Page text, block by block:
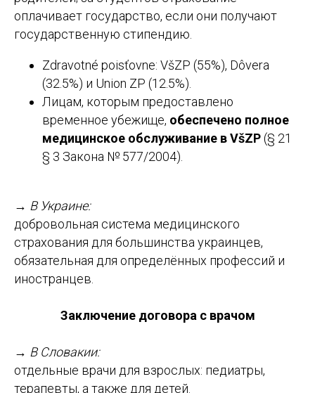
оплачивает государство, если они получают
государственную стипендию.
Zdravotné poisťovne: VšZP (55%), Dôvera
(32.5%) и Union ZP (12.5%).
Лицам, которым предоставлено
временное убежище, обеспечено полное
медицинское обслуживание в VšZP(§ 21
§ 3 Закона № 577/2004).
→ В Украине:
добровольная система медицинского
страхования для большинства украинцев,
обязательная для определённых профессий и
иностранцев.
Заключение договора с врачом
→ В Словакии:
отдельные врачи для взрослых: педиатры,
терапевты, а также для детей.